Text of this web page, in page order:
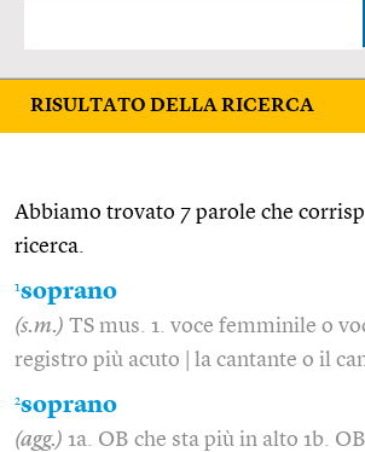
RISULTATO DELLA RICERCA
Abbiamo trovato 7 parole che
ricerca.
1soprano
(s.m.) TS mus. 1. voce femminile o
registro più acuto | la cantante o il
2soprano
(agg.) 1a. OB che sta più in alto 1b.